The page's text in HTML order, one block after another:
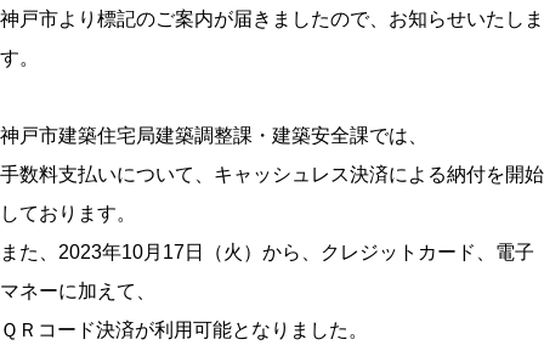
神戸市より標記のご案内が届きましたので、お知らせいたしま
す。
神戸市建築住宅局建築調整課・建築安全課では、
手数料支払いについて、キャッシュレス決済による納付を開始
しております。
また、2023年10月17日（火）から、クレジットカード、電子
マネーに加えて、
ＱＲコード決済が利用可能となりました。